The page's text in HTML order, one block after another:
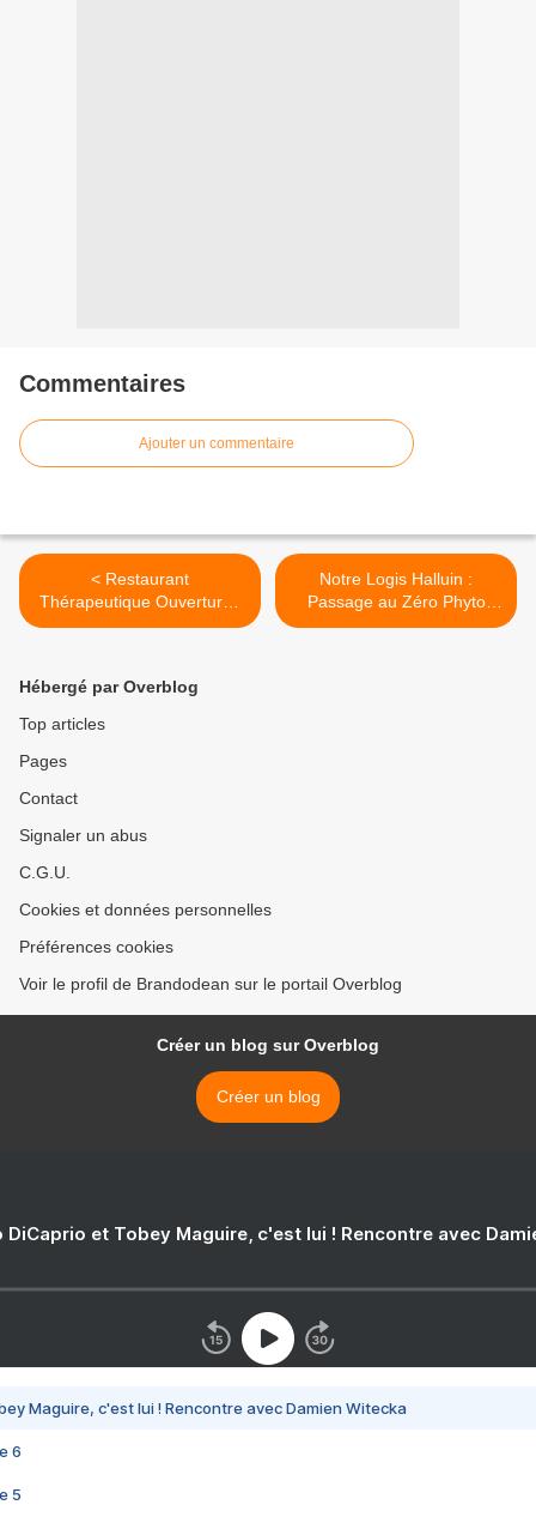
Commentaires
Ajouter un commentaire
< Restaurant
Thérapeutique Ouverture :
Estaminet Moulin Halluin -
Notre Logis Halluin :
Passage au Zéro Phyto
(Janvier 2020). >
Hébergé par Overblog
Top articles
Pages
Contact
Signaler un abus
C.G.U.
Cookies et données personnelles
Préférences cookies
Voir le profil de Brandodean sur le portail Overblog
Créer un blog sur Overblog
Créer un blog
DiCaprio et Tobey Maguire, c'est lui ! Rencontre avec
Maguire, c'est lui ! Rencontre avec Damien Witecka
6
5